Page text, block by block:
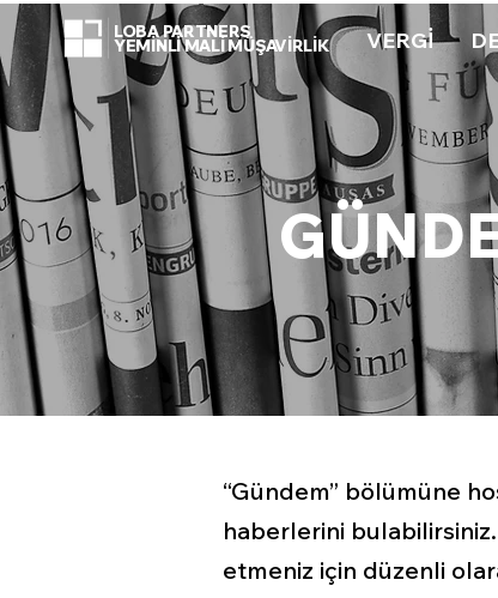
LOBA PARTNERS
YEMİNLİ MALİ MÜŞAVİRLİK VERGİ
“Gündem” bölümüne
haberlerini
etmeniz için düzenli